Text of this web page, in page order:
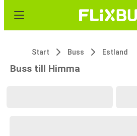
Start Buss Estland
Buss till Himma